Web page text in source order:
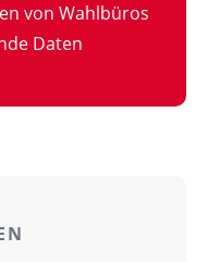
von Wahlbüros
Daten